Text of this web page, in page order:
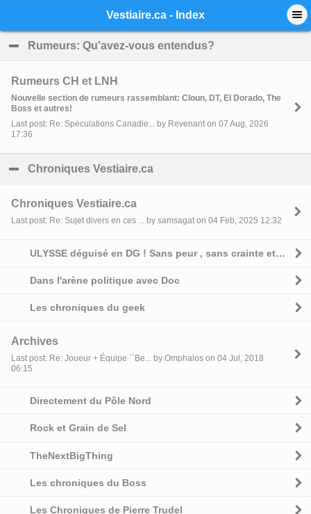
Vestiaire.ca - Index
Rumeurs: Qu'avez-vous entendus?
Rumeurs CH et LNH
Nouvelle section de rumeurs rassemblant: Cloun, DT, El Dorado, The
Boss et autres!
Last post: Re: Spéculations Canadie... by Revenant on 07 Aug, 2026
17:36
Chroniques Vestiaire.ca
Chroniques Vestiaire.ca
Last post: Re: Sujet divers en ces ... by samsagat on 04 Feb, 2025 12:32
ULYSSE déguisé en DG ! Sans peur , sans crainte et sans complexe
Dans l'arène politique avec Doc
Les chroniques du geek
Archives
Last post: Re: Joueur + Équipe ``Be... by Omphalos on 04 Jul, 2018
06:15
Directement du Pôle Nord
Rock et Grain de Sel
TheNextBigThing
Les chroniques du Boss
Les Chroniques de Pierre Trudel